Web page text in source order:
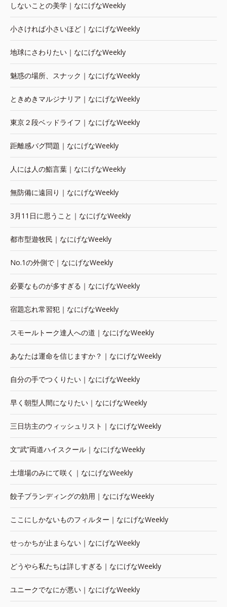
しないことの美学｜なにげなWeekly
小さければ小さいほど｜なにげなWeekly
地球にさわりたい｜なにげなWeekly
魅惑の場所、スナック｜なにげなWeekly
ときめきマルジナリア｜なにげなWeekly
東京２段ベッドライフ｜なにげなWeekly
距離感バグ問題｜なにげなWeekly
人には人の鮨言葉｜なにげなWeekly
無防備に遠回り｜なにげなWeekly
3月11日に思うこと｜なにげなWeekly
都市型遊牧民｜なにげなWeekly
No.1の外側で｜なにげなWeekly
必要なものが多すぎる｜なにげなWeekly
宿題忘れ常習犯｜なにげなWeekly
スモールトーク達人への道｜なにげなWeekly
あなたは運命を信じますか？｜なにげなWeekly
自分の手でつくりたい｜なにげなWeekly
早く朝型人間になりたい｜なにげなWeekly
三日坊主のウィッシュリスト｜なにげなWeekly
文“武”両道ハイスクール｜なにげなWeekly
土壇場のみにて咲く｜なにげなWeekly
餃子ブランディングの効用｜なにげなWeekly
ここにしかないものフィルター｜なにげなWeekly
せっかちが止まらない｜なにげなWeekly
どうやら私たちは詳しすぎる｜なにげなWeekly
ユニークでなにが悪い｜なにげなWeekly